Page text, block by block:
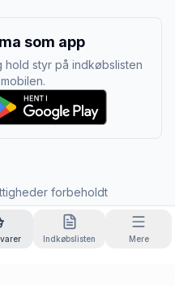
som app
styr på indkøbslisten
forbeholdt
Indkøbslisten Mere